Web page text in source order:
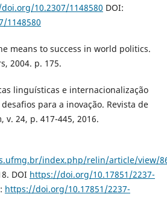
10.2307/1148580 DOI:
1148580
means to success in world politics.
2004. p. 175.
linguísticas e internacionalização
para a inovação. Revista de
v. 24, p. 417-445, 2016.
index.php/relin/article/view/
DOI https://doi.org/10.17851/2237-
https://doi.org/10.17851/2237-